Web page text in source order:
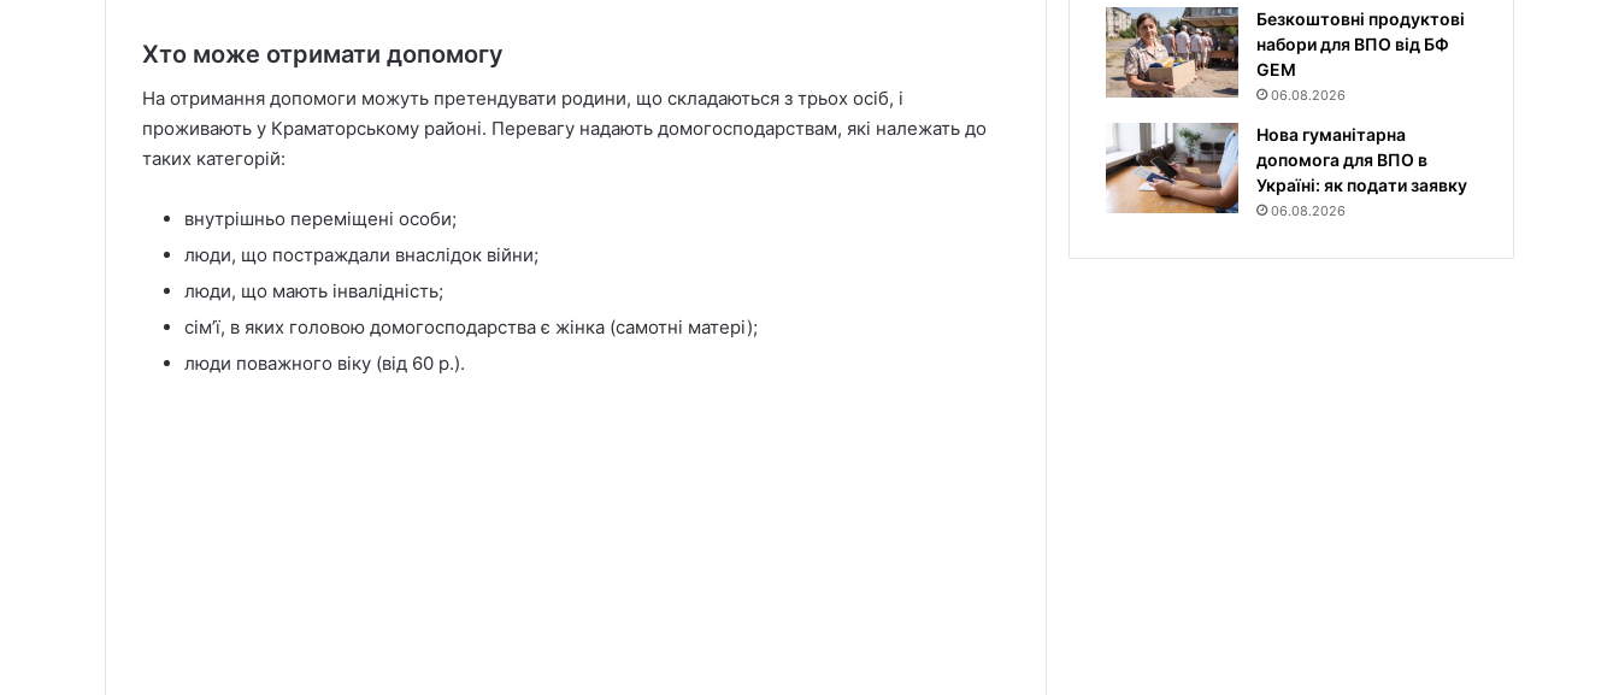
Хто може отримати допомогу
На отримання допомоги можуть претендувати родини, що складаються з трьох осіб, і
проживають у Краматорському районі. Перевагу надають домогосподарствам, які належать до
таких категорій:
внутрішньо переміщені особи;
люди, що постраждали внаслідок війни;
люди, що мають інвалідність;
сімʼї, в яких головою домогосподарства є жінка (самотні матері);
люди поважного віку (від 60 р.).
Безкоштовні продуктові
набори для ВПО від БФ
GEM
06.08.2026
Нова гуманітарна
допомога для ВПО в
Україні: як подати заявку
06.08.2026